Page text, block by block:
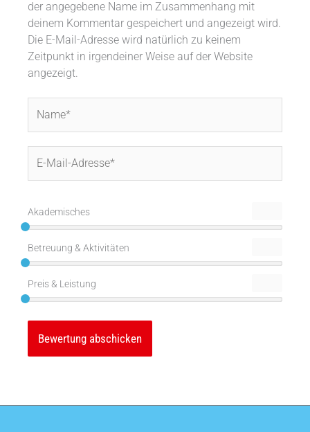
der angegebene Name im Zusammenhang mit
deinem Kommentar gespeichert und angezeigt wird.
Die E-Mail-Adresse wird natürlich zu keinem
Zeitpunkt in irgendeiner Weise auf der Website
angezeigt.
Mail-
Akademisches
Betreuung & Aktivitäten
Preis & Leistung